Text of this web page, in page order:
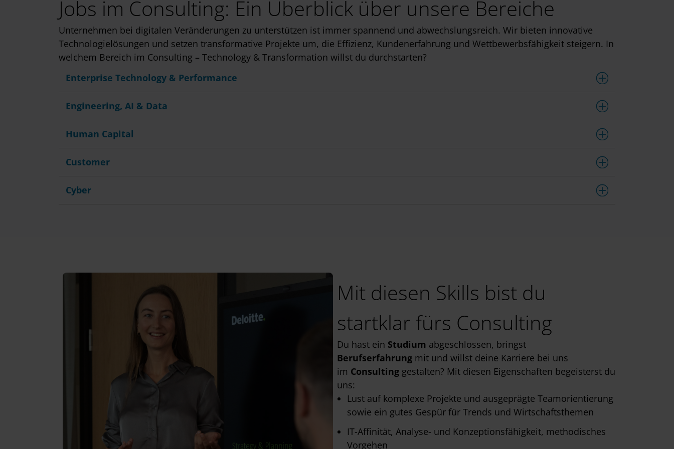
w
h
Jobs im Consulting: Ein Überblick über unsere Bereiche
Unternehmen bei digitalen Veränderungen zu unterstützen ist immer spannend und abwechslungsreich. Wir bieten innovative
Technologielösungen und setzen transformative Projekte um, die Effizienz, Kundenerfahrung und Wettbewerbsfähigkeit steigern. In
welchem Bereich im Consulting – Technology & Transformation willst du durchstarten?
Enterprise Technology & Performance
Engineering, AI & Data
Human Capital
Customer
Cyber
Mit diesen Skills bist du
startklar fürs Consulting
Du hast ein Studium abgeschlossen, bringst
Berufserfahrung mit und willst deine Karriere bei uns
im Consulting gestalten? Mit diesen Eigenschaften begeisterst du
uns:
Lust auf komplexe Projekte und ausgeprägte Teamorientierung
sowie ein gutes Gespür für Trends und Wirtschaftsthemen
IT-Affinität, Analyse- und Konzeptionsfähigkeit, methodisches
Vorgehen